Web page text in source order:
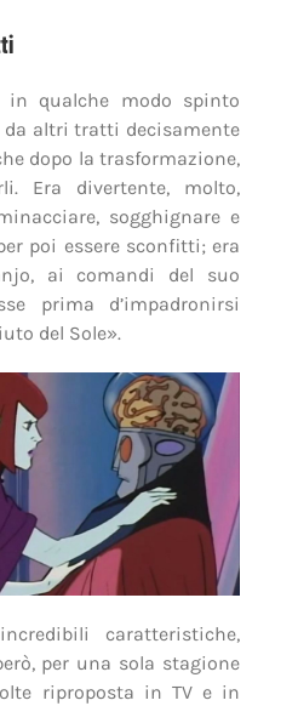
in qualche modo spinto
da altri tratti decisamente
dopo la trasformazione,
Era divertente, molto,
sogghignare e
poi essere sconfitti; era
ai comandi del suo
prima d’impadronirsi
del Sole».
caratteristiche,
per una sola stagione
riproposta in TV e in